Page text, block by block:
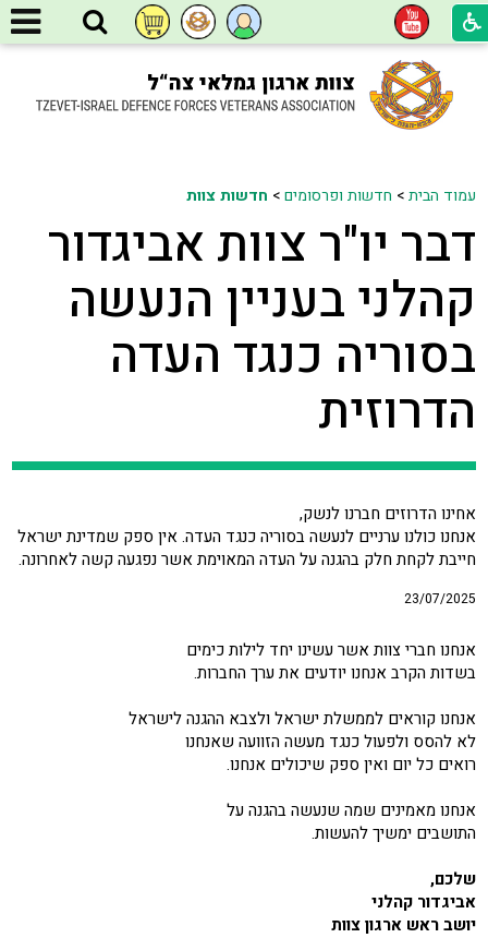
עמוד הבית> חדשות ופרסומים> חדשות צוות
דבר יו"ר צוות אביגדור
קהלני בעניין הנעשה
בסוריה כנגד העדה
הדרוזית
אחינו הדרוזים חברנו לנשק,
אנחנו כולנו ערניים לנעשה בסוריה כנגד העדה. אין ספק שמדינת ישראל
חייבת לקחת חלק בהגנה על העדה המאוימת אשר נפגעה קשה לאחרונה.
23/07/2025
אנחנו חברי צוות אשר עשינו יחד לילות כימים
בשדות הקרב אנחנו יודעים את ערך החברות.
אנחנו קוראים לממשלת ישראל ולצבא ההגנה לישראל
לא להסס ולפעול כנגד מעשה הזוועה שאנחנו
רואים כל יום ואין ספק שיכולים אנחנו.
אנחנו מאמינים שמה שנעשה בהגנה על
התושבים ימשיך להעשות.
שלכם,
אביגדור קהלני
יושב ראש ארגון צוות